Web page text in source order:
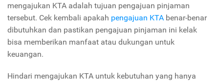
mengajukan KTA adalah tujuan pengajuan pinjaman
tersebut. Cek kembali apakah pengajuan KTA benar-benar
dibutuhkan dan pastikan pengajuan pinjaman ini kelak
bisa memberikan manfaat atau dukungan untuk
keuangan.
Hindari mengajukan KTA untuk kebutuhan yang hanya